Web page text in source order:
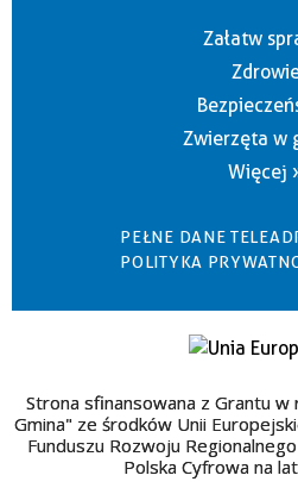
Załatw
Zwierzęta w
Więcej
PEŁNE DANE
POLITYKA
Strona sfinansowana z Grantu
Gmina" ze środków Unii
Funduszu Rozwoju
Polska Cyfrowa na